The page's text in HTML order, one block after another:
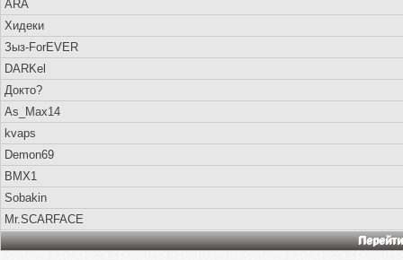
ARA
Хидеки
Зыз-ForEVER
DARKel
Докто?
As_Max14
kvaps
Demon69
BMX1
Sobakin
Mr.SCARFACE